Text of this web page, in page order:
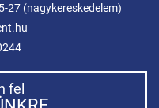
27 (nagykereskedelem)
fel